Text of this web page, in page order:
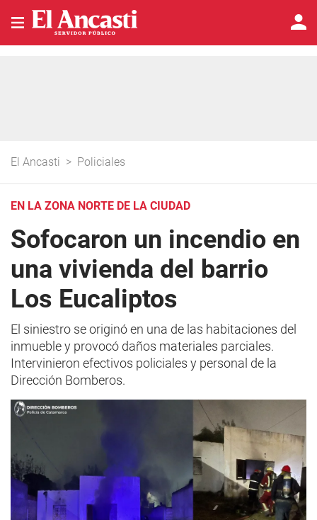
El Ancasti > Policiales
EN LA ZONA NORTE DE LA CIUDAD
Sofocaron un incendio en
una vivienda del barrio
Los Eucaliptos
El siniestro se originó en una de las habitaciones del
inmueble y provocó daños materiales parciales.
Intervinieron efectivos policiales y personal de la
Dirección Bomberos.